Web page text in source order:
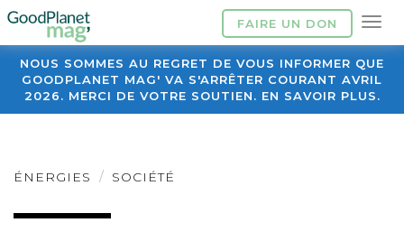
FAIRE UN DON
NOUS SOMMES AU REGRET DE VOUS INFORMER QUE
GOODPLANET MAG' VA S'ARRÊTER COURANT AVRIL
2026. MERCI DE VOTRE SOUTIEN. EN SAVOIR PLUS.
ÉNERGIES SOCIÉTÉ